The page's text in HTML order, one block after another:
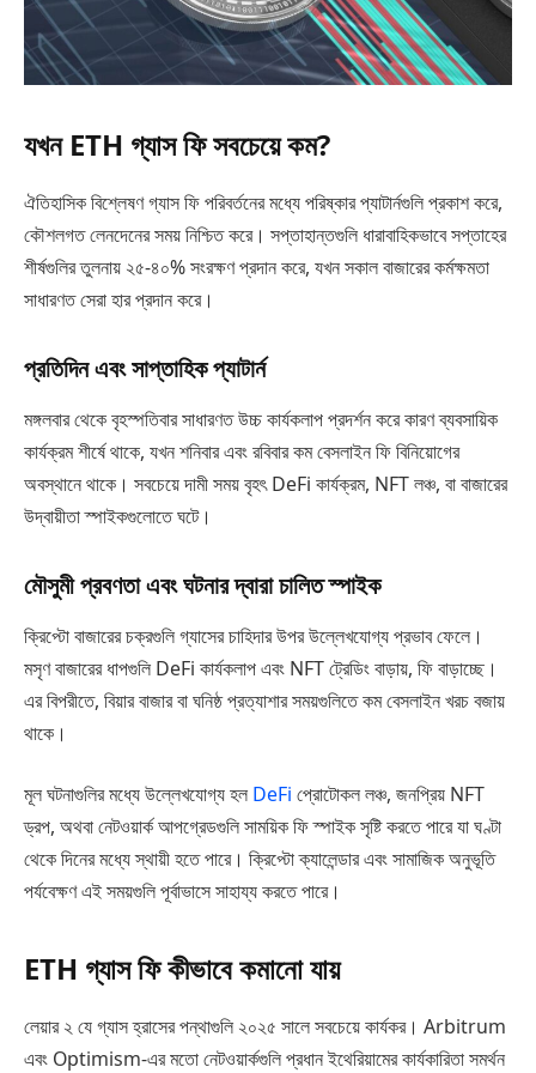
যখন ETH গ্যাস ফি সবচেয়ে কম?
ঐতিহাসিক বিশ্লেষণ গ্যাস ফি পরিবর্তনের মধ্যে পরিষ্কার প্যাটার্নগুলি প্রকাশ করে,
কৌশলগত লেনদেনের সময় নিশ্চিত করে। সপ্তাহান্তগুলি ধারাবাহিকভাবে সপ্তাহের
শীর্ষগুলির তুলনায় ২৫-৪০% সংরক্ষণ প্রদান করে, যখন সকাল বাজারের কর্মক্ষমতা
সাধারণত সেরা হার প্রদান করে।
প্রতিদিন এবং সাপ্তাহিক প্যাটার্ন
মঙ্গলবার থেকে বৃহস্পতিবার সাধারণত উচ্চ কার্যকলাপ প্রদর্শন করে কারণ ব্যবসায়িক
কার্যক্রম শীর্ষে থাকে, যখন শনিবার এবং রবিবার কম বেসলাইন ফি বিনিয়োগের
অবস্থানে থাকে। সবচেয়ে দামী সময় বৃহৎ DeFi কার্যক্রম, NFT লঞ্চ, বা বাজারের
উদ্বায়ীতা স্পাইকগুলোতে ঘটে।
মৌসুমী প্রবণতা এবং ঘটনার দ্বারা চালিত স্পাইক
ক্রিপ্টো বাজারের চক্রগুলি গ্যাসের চাহিদার উপর উল্লেখযোগ্য প্রভাব ফেলে।
মসৃণ বাজারের ধাপগুলি DeFi কার্যকলাপ এবং NFT ট্রেডিং বাড়ায়, ফি বাড়াচ্ছে।
এর বিপরীতে, বিয়ার বাজার বা ঘনিষ্ঠ প্রত্যাশার সময়গুলিতে কম বেসলাইন খরচ বজায়
থাকে।
মূল ঘটনাগুলির মধ্যে উল্লেখযোগ্য হল DeFi প্রোটোকল লঞ্চ, জনপ্রিয় NFT
ড্রপ, অথবা নেটওয়ার্ক আপগ্রেডগুলি সাময়িক ফি স্পাইক সৃষ্টি করতে পারে যা ঘণ্টা
থেকে দিনের মধ্যে স্থায়ী হতে পারে। ক্রিপ্টো ক্যালেন্ডার এবং সামাজিক অনুভূতি
পর্যবেক্ষণ এই সময়গুলি পূর্বাভাসে সাহায্য করতে পারে।
ETH গ্যাস ফি কীভাবে কমানো যায়
লেয়ার ২ যে গ্যাস হ্রাসের পন্থাগুলি ২০২৫ সালে সবচেয়ে কার্যকর। Arbitrum
এবং Optimism-এর মতো নেটওয়ার্কগুলি প্রধান ইথেরিয়ামের কার্যকারিতা সমর্থন